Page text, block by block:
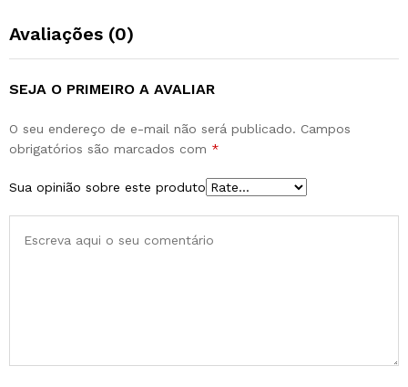
Avaliações (0)
SEJA O PRIMEIRO A AVALIAR
O seu endereço de e-mail não será publicado. Campos
obrigatórios são marcados com *
Sua opinião sobre este produto